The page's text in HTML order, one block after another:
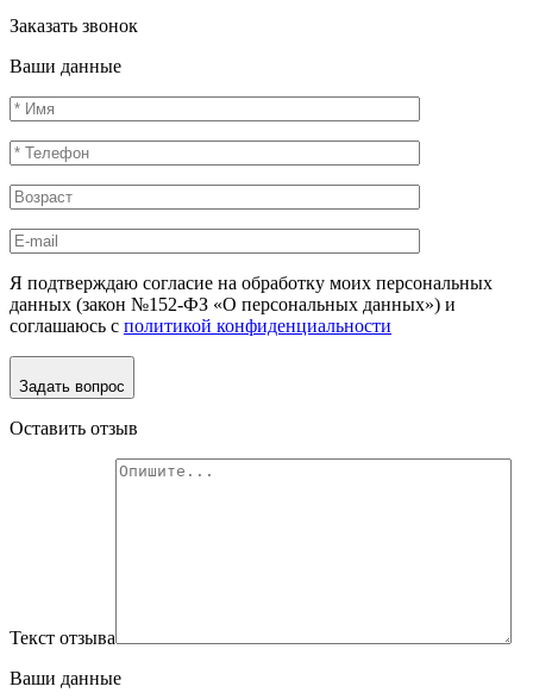
Заказать звонок
Ваши данные
Я подтверждаю согласие на обработку моих персональных
данных (закон №152-ФЗ «О персональных данных») и
соглашаюсь с политикой конфиденциальности
Задать вопрос
Оставить отзыв
Текст отзыва
Ваши данные